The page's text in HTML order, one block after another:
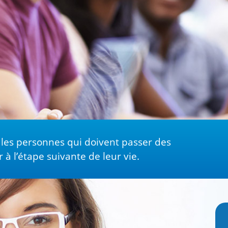
personnes qui doivent passer des
l’étape suivante de leur vie.